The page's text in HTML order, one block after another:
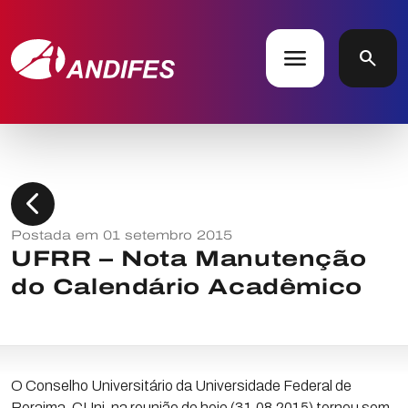
menu search
chevron_left
Postada em 01 setembro 2015
UFRR – Nota Manutenção
do Calendário Acadêmico
O Conselho Universitário da Universidade Federal de